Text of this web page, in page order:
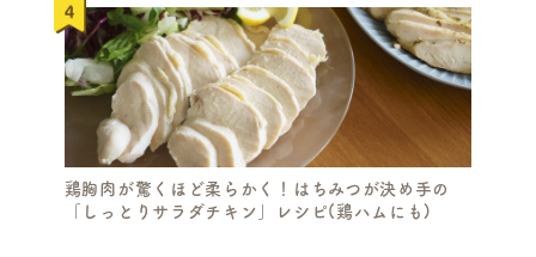
鶏胸肉が驚くほど柔らかく！はちみつが決め手の
「しっとりサラダチキン」レシピ(鶏ハムにも)